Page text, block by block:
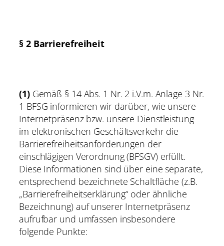
§ 2 Barrierefreiheit
(1) Gemäß § 14 Abs. 1 Nr. 2 i.V.m. Anlage 3 Nr.
1 BFSG informieren wir darüber, wie unsere
Internetpräsenz bzw. unsere Dienstleistung
im elektronischen Geschäftsverkehr die
Barrierefreiheitsanforderungen der
einschlägigen Verordnung (BFSGV) erfüllt.
Diese Informationen sind über eine separate,
entsprechend bezeichnete Schaltfläche (z.B.
„Barrierefreiheitserklärung“ oder ähnliche
Bezeichnung) auf unserer Internetpräsenz
aufrufbar und umfassen insbesondere
folgende Punkte: